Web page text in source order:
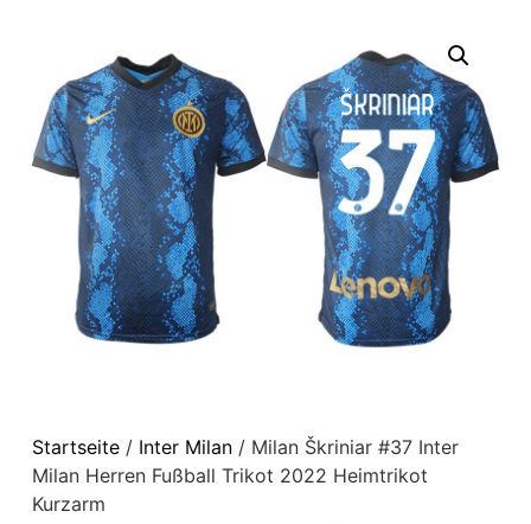
Startseite/ Inter Milan/ Milan Škriniar #37 Inter
Milan Herren Fußball Trikot 2022 Heimtrikot
Kurzarm